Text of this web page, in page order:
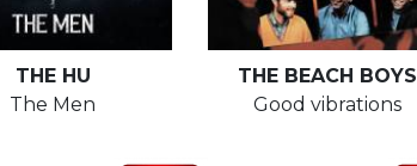
THE HU
The Men
THE BEACH BOYS
Good vibrations